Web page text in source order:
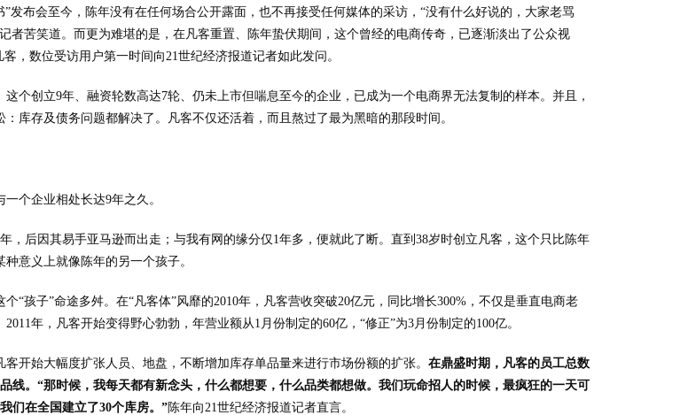
”发布会至今，陈年没有在任何场合公开露面，也不再接受任何媒体的采访，“没有什么好说的，大家老骂
者苦笑道。而更为难堪的是，在凡客重置、陈年蛰伏期间，这个曾经的电商传奇，已逐渐淡出了公众视
，数位受访用户第一时间向21世纪经济报道记者如此发问。
这个创立9年、融资轮数高达7轮、仍未上市但喘息至今的企业，已成为一个电商界无法复制的样本。并且，
：库存及债务问题都解决了。凡客不仅还活着，而且熬过了最为黑暗的那段时间。
个企业相处长达9年之久。
，后因其易手亚马逊而出走；与我有网的缘分仅1年多，便就此了断。直到38岁时创立凡客，这个只比陈年
意义上就像陈年的另一个孩子。
“孩子”命途多舛。在“凡客体”风靡的2010年，凡客营收突破20亿元，同比增长300%，不仅是垂直电商老
年，凡客开始变得野心勃勃，年营业额从1月份制定的60亿，“修正”为3月份制定的100亿。
客开始大幅度扩张人员、地盘，不断增加库存单品量来进行市场份额的扩张。 在鼎盛时期，凡客的员工总数
线。“那时候，我每天都有新念头，什么都想要，什么品类都想做。我们玩命招人的时候，最疯狂的一天可
们在全国建立了30个库房。”陈年向21世纪经济报道记者直言。